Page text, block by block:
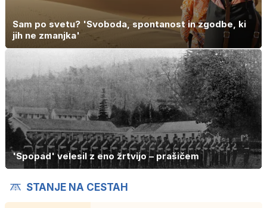
Sam po svetu? 'Svoboda, spontanost in zgodbe, ki
jih ne zmanjka'
'Spopad' velesil z eno žrtvijo – prašičem
STANJE NA CESTAH